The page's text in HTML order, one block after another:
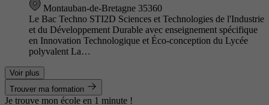
Montauban-de-Bretagne 35360
Le Bac Techno STI2D Sciences et Technologies de l'Industrie
et du Développement Durable avec enseignement spécifique
en Innovation Technologique et Éco-conception du Lycée
polyvalent La…
Voir plus
Trouver ma formation
Je trouve mon école en 1 minute !